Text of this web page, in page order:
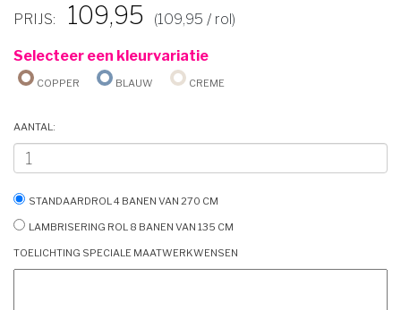
PRIJS: 109,95 (109,95 / rol)
Selecteer een kleurvariatie
Copper
Blauw Creme
Aantal:
Standaardrol 4 banen van 270 cm
Lambrisering rol 8 banen van 135 cm
Toelichting speciale maatwerkwensen